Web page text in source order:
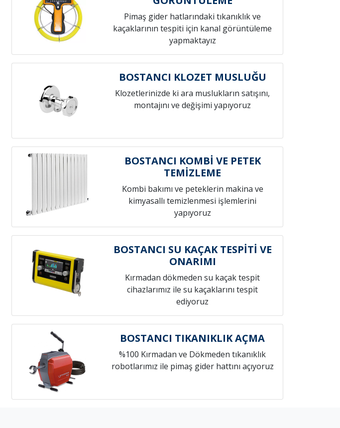
Pimaş gider hatlarındaki tıkanıklık ve
kaçaklarının tespiti için kanal görüntüleme
yapmaktayız
BOSTANCI KLOZET MUSLUĞU
Klozetlerinizde ki ara muslukların satışını,
montajını ve değişimi yapıyoruz
BOSTANCI KOMBİ VE PETEK
TEMİZLEME
Kombi bakımı ve peteklerin makina ve
kimyasallı temizlenmesi işlemlerini
yapıyoruz
BOSTANCI SU KAÇAK TESPİTİ VE
ONARIMI
Kırmadan dökmeden su kaçak tespit
cihazlarımız ile su kaçaklarını tespit
ediyoruz
BOSTANCI TIKANIKLIK AÇMA
%100 Kırmadan ve Dökmeden tıkanıklık
robotlarımız ile pimaş gider hattını açıyoruz